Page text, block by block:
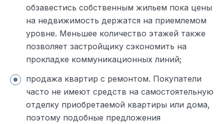
обзавестись собственным жильем пока цены
на недвижимость держатся на приемлемом
уровне. Меньшее количество этажей также
позволяет застройщику сэкономить на
прокладке коммуникационных линий;
продажа квартир с ремонтом. Покупатели
часто не имеют средств на самостоятельную
отделку приобретаемой квартиры или дома,
поэтому подобные предложения